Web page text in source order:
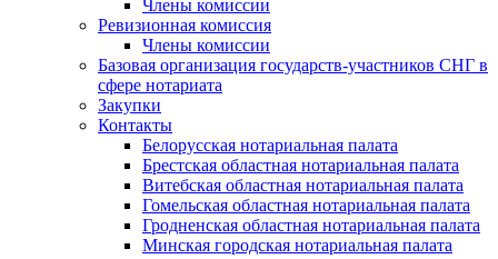
Члены комиссии
Ревизионная комиссия
Члены комиссии
Базовая организация государств-участников СНГ в
сфере нотариата
Закупки
Контакты
Белорусская нотариальная палата
Брестская областная нотариальная палата
Витебская областная нотариальная палата
Гомельская областная нотариальная палата
Гродненская областная нотариальная палата
Минская городская нотариальная палата